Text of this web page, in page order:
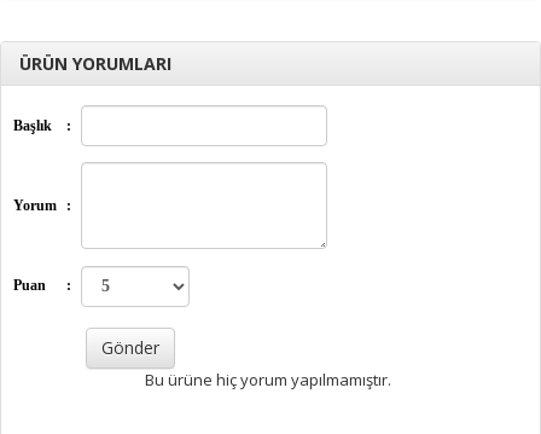
ÜRÜN YORUMLARI
Başlık :
Yorum :
Puan :
Bu ürüne hiç yorum yapılmamıştır.